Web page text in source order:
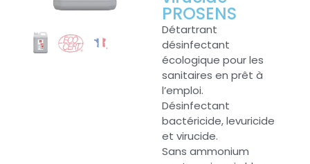
PROSENS
Détartrant
désinfectant
écologique pour les
sanitaires en prêt à
l’emploi.
Désinfectant
bactéricide, levuricide
et virucide.
Sans ammonium